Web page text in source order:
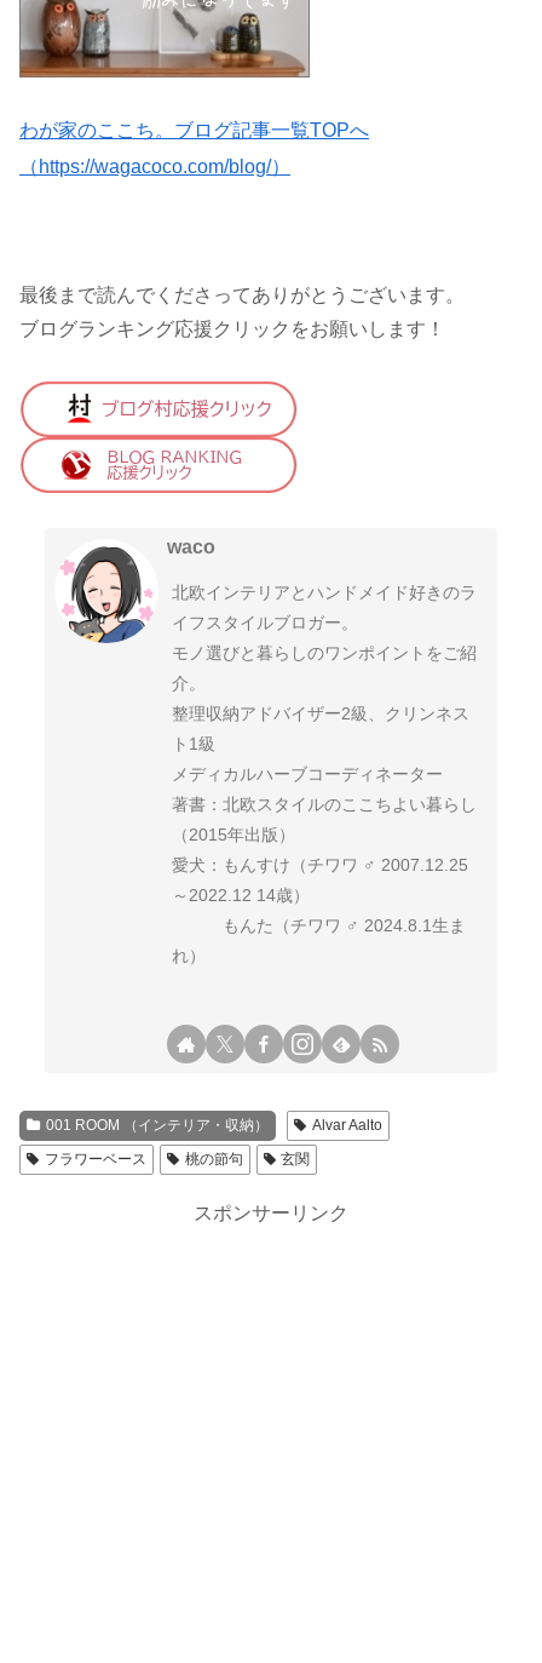
わが家のここち。ブログ記事一覧TOPへ
（https://wagacoco.com/blog/）
最後まで読んでくださってありがとうございます。
ブログランキング応援クリックをお願いします！
waco
北欧インテリアとハンドメイド好きのラ
イフスタイルブロガー。
モノ選びと暮らしのワンポイントをご紹
介。
整理収納アドバイザー2級、クリンネス
ト1級
メディカルハーブコーディネーター
著書：北欧スタイルのここちよい暮らし
（2015年出版）
愛犬：もんすけ（チワワ ♂ 2007.12.25
～2022.12 14歳）
もんた（チワワ ♂ 2024.8.1生ま
れ）
001 ROOM （インテリア・収納）
Alvar Aalto
フラワーベース
桃の節句 玄関
スポンサーリンク